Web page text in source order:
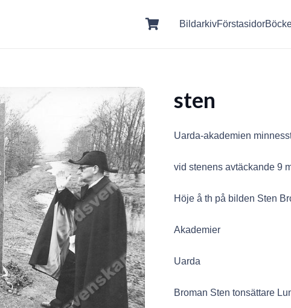
BildarkivFörstasidor
sten
Uarda-akademien
vid stenens avtäckande 9
Höje å th på bilden Sten
Akademier
Uarda
Broman Sten tonsättare